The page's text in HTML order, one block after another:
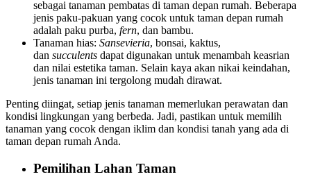
sebagai tanaman pembatas di taman depan rumah. Beberapa
jenis paku-pakuan yang cocok untuk taman depan rumah
adalah paku purba, fern, dan bambu.
Tanaman hias: Sansevieria, bonsai, kaktus,
dan succulents dapat digunakan untuk menambah keasrian
dan nilai estetika taman. Selain kaya akan nikai keindahan,
jenis tanaman ini tergolong mudah dirawat.
Penting diingat, setiap jenis tanaman memerlukan perawatan dan
kondisi lingkungan yang berbeda. Jadi, pastikan untuk memilih
tanaman yang cocok dengan iklim dan kondisi tanah yang ada di
taman depan rumah Anda.
Pemilihan Lahan Taman